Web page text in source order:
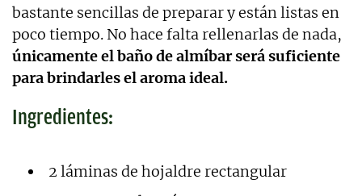
bastante sencillas de preparar y están listas en
poco tiempo. No hace falta rellenarlas de nada,
únicamente el baño de almíbar será suficiente
para brindarles el aroma ideal.
Ingredientes:
2 láminas de hojaldre rectangular